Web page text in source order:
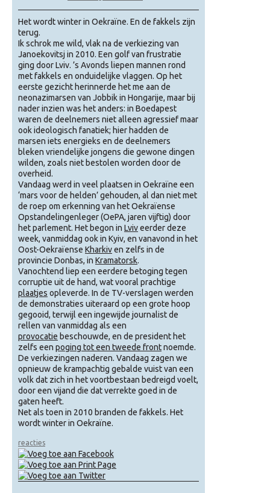
Het wordt winter in Oekraïne. En de fakkels zijn
terug.
Ik schrok me wild, vlak na de verkiezing van
Janoekovitsj in 2010. Een golf van frustratie
ging door Lviv. ’s Avonds liepen mannen rond
met fakkels en onduidelijke vlaggen. Op het
eerste gezicht herinnerde het me aan de
neonazimarsen van Jobbik in Hongarije, maar bij
nader inzien was het anders: in Boedapest
waren de deelnemers niet alleen agressief maar
ook ideologisch fanatiek; hier hadden de
marsen iets energieks en de deelnemers
bleken vriendelijke jongens die gewone dingen
wilden, zoals niet bestolen worden door de
overheid.
Vandaag werd in veel plaatsen in Oekraïne een
‘mars voor de helden’ gehouden, al dan niet met
de roep om erkenning van het Oekraïense
Opstandelingenleger (OePA, jaren vijftig) door
het parlement. Het begon in Lviveerder deze
week, vanmiddag ook in Kyiv, en vanavond in het
Oost-Oekraïense Kharkiven zelfs in de
provincie Donbas, in Kramatorsk.
Vanochtend liep een eerdere betoging tegen
corruptie uit de hand, wat vooral prachtige
plaatjes opleverde. In de TV-verslagen werden
de demonstraties uiteraard op een grote hoop
gegooid, terwijl een ingewijde journalist de
rellen van vanmiddag als een
provocatie beschouwde, en de president het
zelfs een poging tot een tweede frontnoemde.
De verkiezingen naderen. Vandaag zagen we
opnieuw de krampachtig gebalde vuist van een
volk dat zich in het voortbestaan bedreigd voelt,
door een vijand die dat verrekte goed in de
gaten heeft.
Net als toen in 2010 branden de fakkels. Het
wordt winter in Oekraïne.
reacties